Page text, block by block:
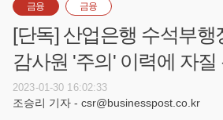
금융 금융
[단독] 산업은행 수석부행
감사원 '주의' 이력에 자질
2023-01-30 16:02:33
조승리 기자 - csr@businesspost.co.kr